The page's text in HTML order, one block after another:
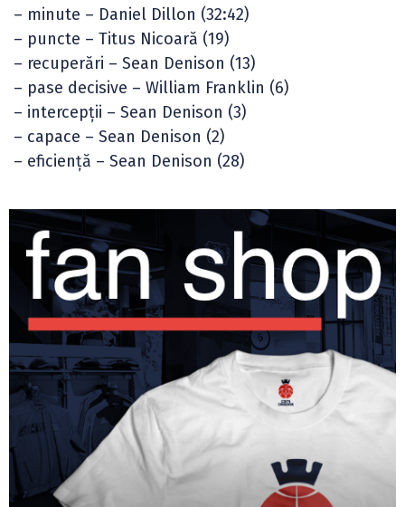
– minute – Daniel Dillon (32:42)
– puncte – Titus Nicoară (19)
– recuperări – Sean Denison (13)
– pase decisive – William Franklin (6)
– intercepții – Sean Denison (3)
– capace – Sean Denison (2)
– eficiență – Sean Denison (28)